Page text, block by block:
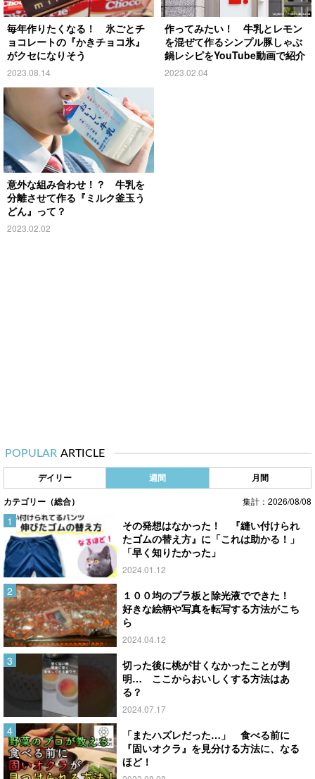
毎年作りたくなる！ 氷ごとチ
ョコレートの『かきチョコ氷』
がクセになりそう
2023.08.14
作ってみたい！ 牛乳とレモン
を混ぜて作るシンプル豚しゃぶ
鍋レシピをYouTube動画で紹介
2023.02.04
意外な組み合わせ！？ 牛乳を
分離させて作る『ミルク釜玉う
どん』って？
2023.02.02
POPULAR ARTICLE
デイリー 週間 月間
カテゴリー（総合） 集計：2026/08/08
その発想はなかった！ 『縫い付けられ
たゴムの替え方』に「これは助かる！」
「早く知りたかった」
2024.01.12
１００均のプラ板と除光液でできた！
好きな絵柄や写真を転写する方法がこち
ら
2024.04.12
切った後に桃が甘くなかったことが判
明… ここからおいしくする方法はあ
る？
2024.07.17
「またハズレだった…」 食べる前に
『固いオクラ』を見分ける方法に、なる
ほど！